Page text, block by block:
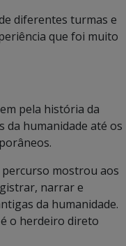
diferentes turmas e
que foi muito
pela história da
da humanidade até os
mostrou aos
narrar e
da humanidade.
o herdeiro direto